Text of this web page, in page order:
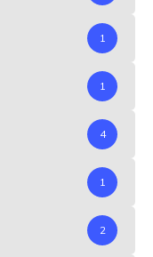
1
1
4
1
2